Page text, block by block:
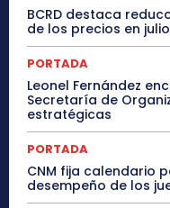
BCRD destaca
de los precios en julio
PORTADA
Leonel Fernández
Secretaría de
estratégicas
PORTADA
CNM fija calendario
desempeño de los